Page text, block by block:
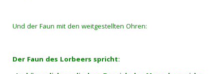
Und der Faun mit den weitgestellten Ohren:
Der Faun des Lorbeers spricht: